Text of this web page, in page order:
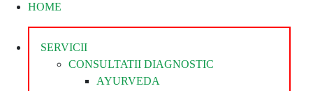
Divina
SteauaHOME
SERVICII
CONSULTATII DIAGNOSTIC
AYURVEDA